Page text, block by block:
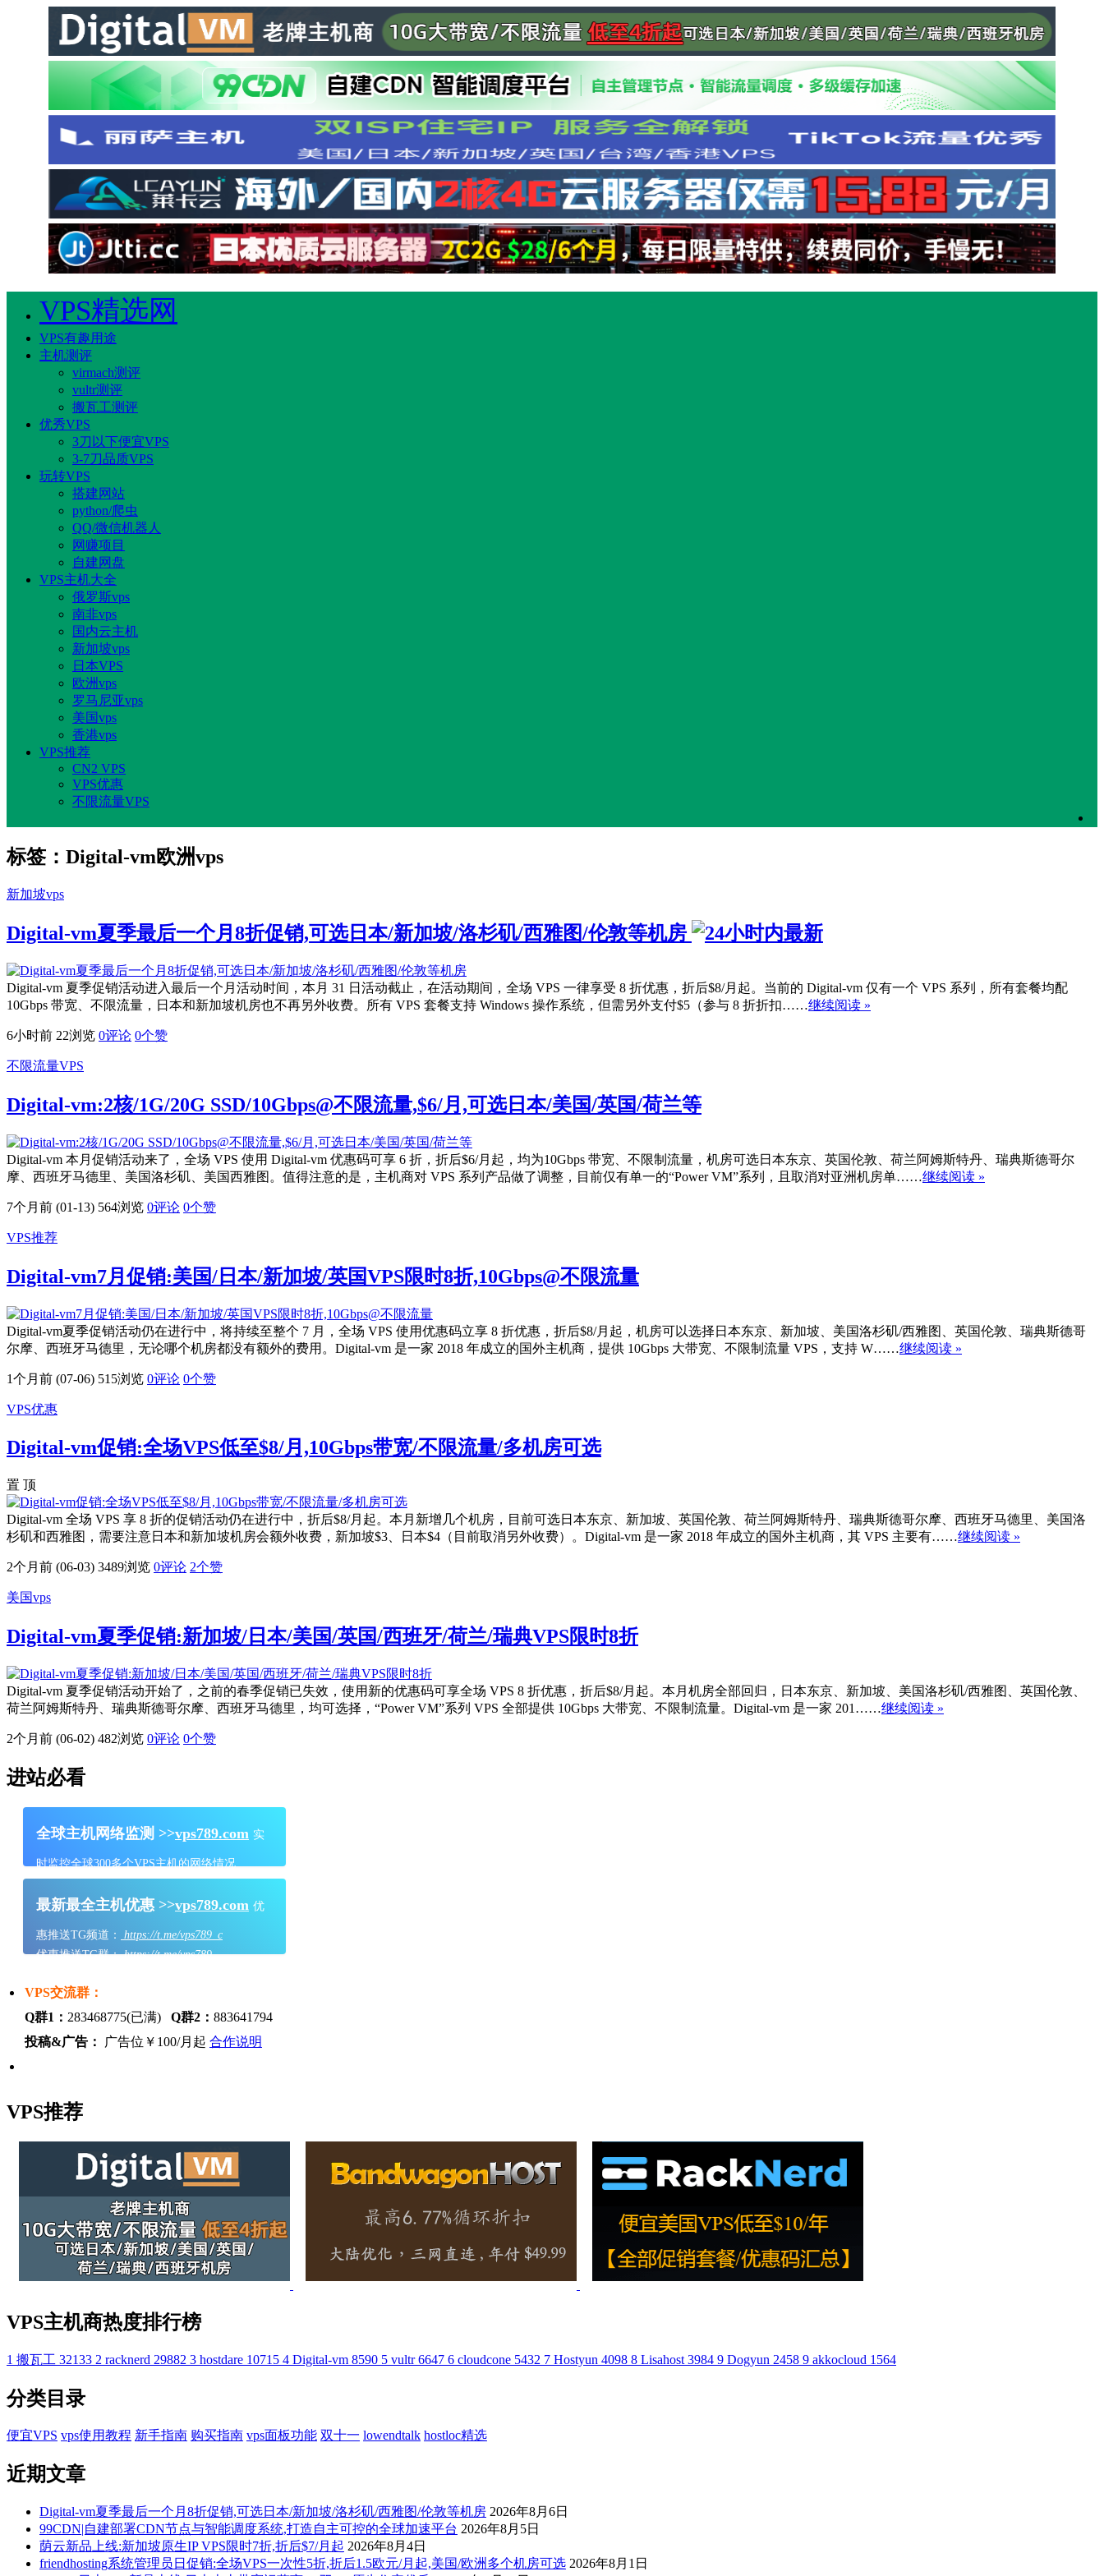
VPS精选网
VPS有趣用途
主机测评
virmach测评
vultr测评
搬瓦工测评
优秀VPS
3刀以下便宜VPS
3-7刀品质VPS
玩转VPS
搭建网站
python/爬虫
QQ/微信机器人
网赚项目
自建网盘
VPS主机大全
俄罗斯vps
南非vps
国内云主机
新加坡vps
日本VPS
欧洲vps
罗马尼亚vps
美国vps
香港vps
VPS推荐
CN2 VPS
VPS优惠
不限流量VPS
标签：Digital-vm欧洲vps
新加坡vps
Digital-vm夏季最后一个月8折促销,可选日本/新加坡/洛杉矶/西雅图/伦敦等机房
Digital-vm 夏季促销活动进入最后一个月活动时间，本月 31 日活动截止，在活动期间，全场 VPS 一律享受 8 折优惠，折后$8/月起。当前的 Digital-vm 仅有一个 VPS 系列，所有套餐均配
10Gbps 带宽、不限流量，日本和新加坡机房也不再另外收费。所有 VPS 套餐支持 Windows 操作系统，但需另外支付$5（参与 8 折折扣……继续阅读 »
6小时前 22浏览 0评论 0个赞
不限流量VPS
Digital-vm:2核/1G/20G SSD/10Gbps@不限流量,$6/月,可选日本/美国/英国/荷兰等
Digital-vm 本月促销活动来了，全场 VPS 使用 Digital-vm 优惠码可享 6 折，折后$6/月起，均为10Gbps 带宽、不限制流量，机房可选日本东京、英国伦敦、荷兰阿姆斯特丹、瑞典斯德哥尔
摩、西班牙马德里、美国洛杉矶、美国西雅图。值得注意的是，主机商对 VPS 系列产品做了调整，目前仅有单一的“Power VM”系列，且取消对亚洲机房单……继续阅读 »
7个月前 (01-13) 564浏览 0评论 0个赞
VPS推荐
Digital-vm7月促销:美国/日本/新加坡/英国VPS限时8折,10Gbps@不限流量
Digital-vm夏季促销活动仍在进行中，将持续至整个 7 月，全场 VPS 使用优惠码立享 8 折优惠，折后$8/月起，机房可以选择日本东京、新加坡、美国洛杉矶/西雅图、英国伦敦、瑞典斯德哥
尔摩、西班牙马德里，无论哪个机房都没有额外的费用。Digital-vm 是一家 2018 年成立的国外主机商，提供 10Gbps 大带宽、不限制流量 VPS，支持 W……继续阅读 »
1个月前 (07-06) 515浏览 0评论 0个赞
VPS优惠
Digital-vm促销:全场VPS低至$8/月,10Gbps带宽/不限流量/多机房可选
置 顶
Digital-vm 全场 VPS 享 8 折的促销活动仍在进行中，折后$8/月起。本月新增几个机房，目前可选日本东京、新加坡、英国伦敦、荷兰阿姆斯特丹、瑞典斯德哥尔摩、西班牙马德里、美国洛
杉矶和西雅图，需要注意日本和新加坡机房会额外收费，新加坡$3、日本$4（目前取消另外收费）。Digital-vm 是一家 2018 年成立的国外主机商，其 VPS 主要有……继续阅读 »
2个月前 (06-03) 3489浏览 0评论 2个赞
美国vps
Digital-vm夏季促销:新加坡/日本/美国/英国/西班牙/荷兰/瑞典VPS限时8折
Digital-vm 夏季促销活动开始了，之前的春季促销已失效，使用新的优惠码可享全场 VPS 8 折优惠，折后$8/月起。本月机房全部回归，日本东京、新加坡、美国洛杉矶/西雅图、英国伦敦、
荷兰阿姆斯特丹、瑞典斯德哥尔摩、西班牙马德里，均可选择，“Power VM”系列 VPS 全部提供 10Gbps 大带宽、不限制流量。Digital-vm 是一家 201……继续阅读 »
2个月前 (06-02) 482浏览 0评论 0个赞
进站必看
全球主机网络监测 >>vps789.com 实
时监控全球300多个VPS主机的网络情况
最新最全主机优惠 >>vps789.com 优
惠推送TG频道：
https://t.me/vps789_c
优惠推送TG群：https://t.me/vps789
VPS交流群：
Q群1： 283468775(已满) Q群2： 883641794
投稿&广告：
广告位￥100/月起 合作说明
VPS推荐
VPS主机商热度排行榜
1 搬瓦工 32133 2 racknerd 29882 3 hostdare 10715 4 Digital-vm 8590 5 vultr 6647 6 cloudcone 5432 7 Hostyun 4098 8 Lisahost 3984 9 Dogyun 2458 9 akkocloud 1564
分类目录
便宜VPS vps使用教程 新手指南 购买指南 vps面板功能 双十一 lowendtalk hostloc精选
近期文章
Digital-vm夏季最后一个月8折促销,可选日本/新加坡/洛杉矶/西雅图/伦敦等机房 2026年8月6日
99CDN|自建部署CDN节点与智能调度系统,打造自主可控的全球加速平台 2026年8月5日
荫云新品上线:新加坡原生IP VPS限时7折,折后$7/月起 2026年8月4日
friendhosting系统管理员日促销:全场VPS一次性5折,折后1.5欧元/月起,美国/欧洲多个机房可选 2026年8月1日